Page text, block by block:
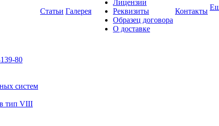
80
систем
тип VIII
Статьи Галерея
Лицензии
Реквизиты
Образец договора
О доставке
Контакты